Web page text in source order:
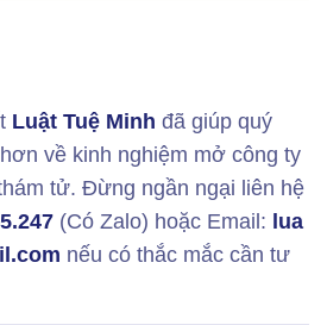
Luật Tuệ Minh đã giúp quý
về kinh nghiệm mở công ty
tử. Đừng ngần ngại liên hệ
(Có Zalo) hoặc Email: lua
nếu có thắc mắc cần tư